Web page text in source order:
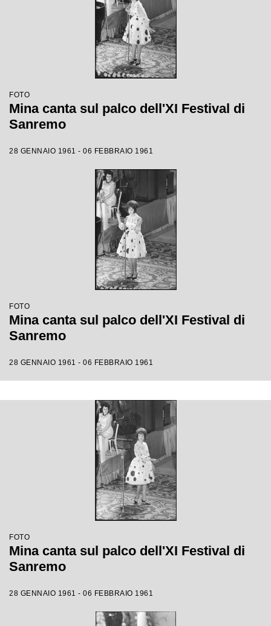
FOTO
Mina canta sul palco dell'XI Festival di
Sanremo
28 GENNAIO 1961 - 06 FEBBRAIO 1961
FOTO
Mina canta sul palco dell'XI Festival di
Sanremo
28 GENNAIO 1961 - 06 FEBBRAIO 1961
FOTO
Mina canta sul palco dell'XI Festival di
Sanremo
28 GENNAIO 1961 - 06 FEBBRAIO 1961